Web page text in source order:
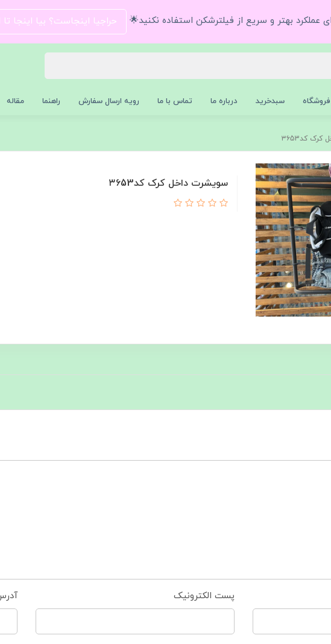
عملکرد بهتر و سریع از فیلترشکن استفاده نکنید🌟 حراجیا اینجاست؟ بیا اینجا
فروشگاه سبدخرید درباره ما تماس با ما رویه ارسال سفارش راهنما مقاله
کد۳۶53
سویشرت داخل کرک کد۳۶53
پست الکترونیک